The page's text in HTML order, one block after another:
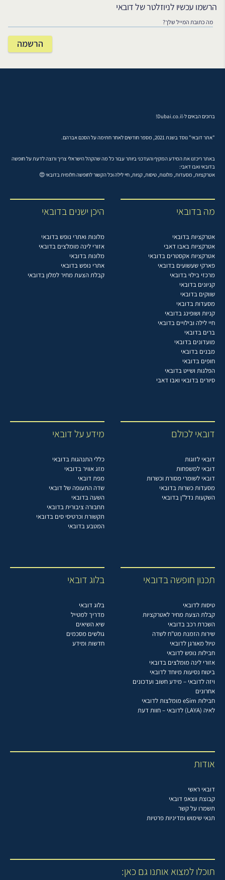
הרשמו עכשיו לניוזלטר של דובאי
ברוכים הבאים ל-Dubai.co.il!
"אתר דובאי" נוסד בשנת 2021, מספר חודשים לאחר חתימה על הסכם אברהם.
באתר ריכזנו את המידע המקיף והעדכני ביותר עבור כל מה שהקהל הישראלי צריך ורוצה לדעת על חופשה
בדובאי ואבו דאבי:
אטרקציות, מסעדות, מלונות, טיסות, קניות, חיי לילה וכל הקשור לחופשה חלומית בדובאי 😍
מה בדובאי
אטרקציות בדובאי
אטרקציות באבו דאבי
אטרקציות אקסטרים בדובאי
פארקי שעשועים בדובאי
מרכזי בילוי בדובאי
קניונים בדובאי
שווקים בדובאי
מסעדות בדובאי
קניות ושופינג בדובאי
חיי לילה ובילויים בדובאי
ברים בדובאי
מועדונים בדובאי
מבנים בדובאי
חופים בדובאי
הפלגות ושייט בדובאי
סיורים בדובאי ואבו דאבי
היכן ישנים בדובאי
מלונות ואתרי נופש בדובאי
אזורי לינה מומלצים בדובאי
מלונות בדובאי
אתרי נופש בדובאי
קבלת הצעת מחיר למלון בדובאי
דובאי לכולם
דובאי לזוגות
דובאי למשפחות
דובאי לשומרי מסורת וכשרות
מסעדות כשרות בדובאי
השקעות נדל"ן בדובאי
מידע על דובאי
כללי התנהגות בדובאי
מזג אוויר בדובאי
מפת דובאי
שדה התעופה של דובאי
השעה בדובאי
תחבורה ציבורית בדובאי
תקשורת וכרטיסי סים בדובאי
המטבע בדובאי
תכנון חופשה בדובאי
טיסות לדובאי
קבלת הצעת מחיר לאטרקציות
השכרת רכב בדובאי
שירות הזמנת מט"ח לשדה
טיול מאורגן לדובאי
חבילות נופש לדובאי
אזורי לינה מומלצים בדובאי
ביטוח נסיעות מיוחד לדובאי
ויזה לדובאי – מידע חשוב ועדכונים
אחרונים
חבילות eSim מומלצות לדובאי
לאיה (LAYA) לדובאי – חוות דעת
בלוג דובאי
בלוג דובאי
מדריך למטייל
שיא השיאים
גולשים מסכמים
חדשות ומידע
אודות
דובאי ראשי
קבוצת ווצאפ דובאי
תשמרו על קשר
תנאי שימוש ומדיניות פרטיות
תוכלו למצוא אותנו גם כאן: